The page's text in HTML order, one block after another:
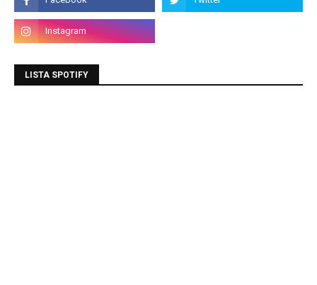
LISTA SPOTIFY